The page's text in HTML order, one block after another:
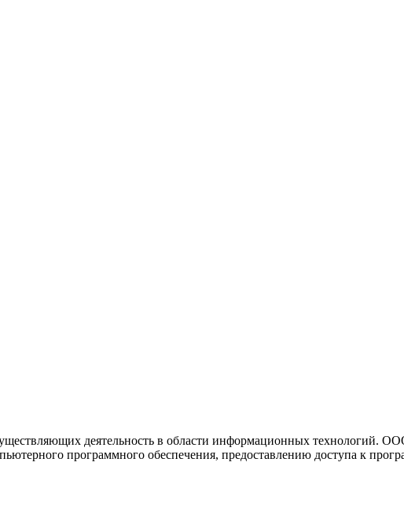
деятельность в области информационных технологий.
программного обеспечения, предоставлению доступа к